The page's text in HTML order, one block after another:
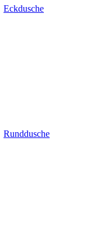
Eckdusche
Runddusche